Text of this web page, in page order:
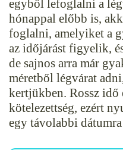
egyből lefoglalni a
hónappal előbb is,
foglalni, amelyiket a
az időjárást figyelik,
de sajnos arra már
méretből légvárat
kertjükben. Rossz idő
kötelezettség, ezért
egy távolabbi